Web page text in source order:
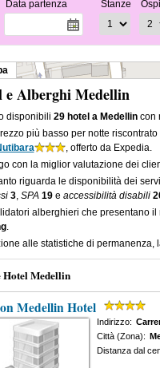
Data partenza Stanze
e Alberghi Medellin
disponibili29 hotel a Medellin con
più basso per notte
, offerto da Expedia.
con la miglior valutazione dei
riguarda le disponibilità dei
3, SPA 19e accessibilità disabili
alberghieri che presentano
.
alle statistiche di
Hotel Medellin
Medellin Hotel
Indirizzo:
Città (Zona):
Distanza dal